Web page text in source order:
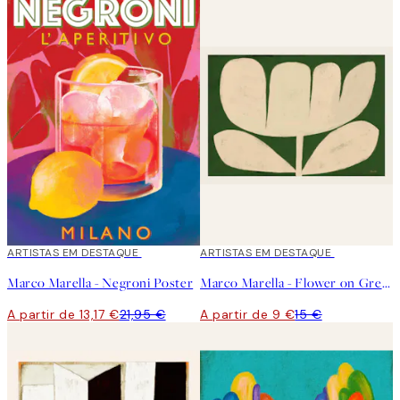
40%*
ARTISTAS EM DESTAQUE
Marco Marella - Negroni Poster
A partir de 13,17 €21,95 €
40%*
ARTISTAS EM DESTAQUE
Marco Marella - Flower on Green Poster
A partir de 9 €15 €